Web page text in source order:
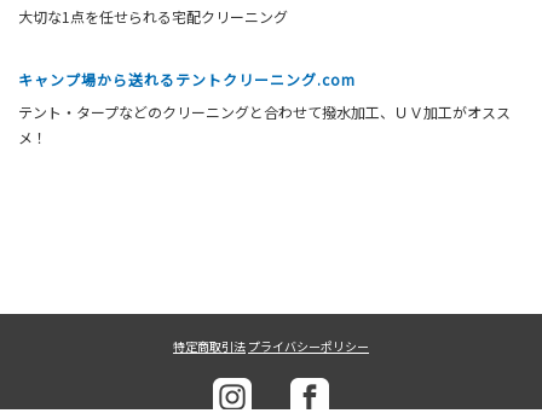
大切な1点を任せられる宅配クリーニング
キャンプ場から送れるテントクリーニング.com
テント・タープなどのクリーニングと合わせて撥水加工、ＵＶ加工がオスス
メ！
特定商取引法 プライバシーポリシー